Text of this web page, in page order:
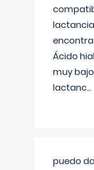
Ácido
muy
lactanc...
puedo